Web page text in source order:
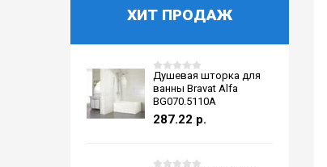
ХИТ ПРОДАЖ
Душевая шторка для
ванны Bravat Alfa
BG070.5110A
287.22 р.